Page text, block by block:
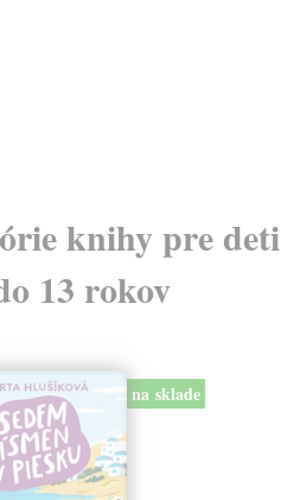
knihy pre deti
13 rokov
na sklade